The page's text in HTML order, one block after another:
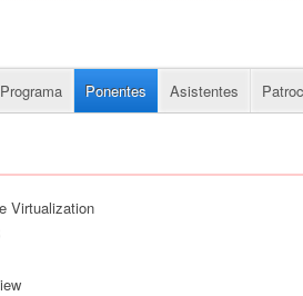
Programa Ponentes Asistentes
Virtualization